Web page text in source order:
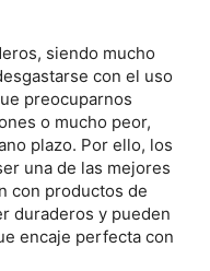
siendo mucho
con el uso
preocuparnos
o mucho peor,
plazo. Por ello, los
una de las mejores
con productos de
duraderos y pueden
encaje perfecta con